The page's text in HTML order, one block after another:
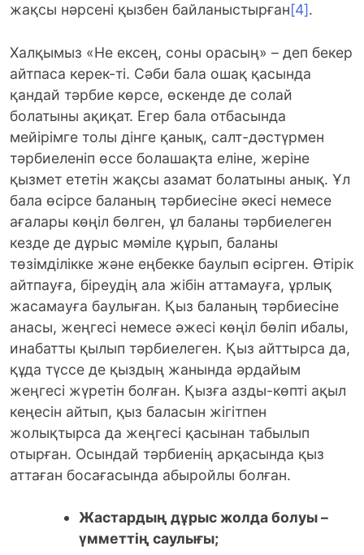
жақсы нәрсені қызбен байланыстырған[4].
Халқымыз «Не ексең, соны орасың» – деп бекер
айтпаса керек-ті. Сәби бала ошақ қасында
қандай тәрбие көрсе, өскенде де солай
болатыны ақиқат. Егер бала отбасында
мейірімге толы дінге қанық, салт-дәстүрмен
тәрбиеленіп өссе болашақта еліне, жеріне
қызмет ететін жақсы азамат болатыны анық. Ұл
бала өсірсе баланың тәрбиесіне әкесі немесе
ағалары көңіл бөлген, ұл баланы тәрбиелеген
кезде де дұрыс мәміле құрып, баланы
төзімділікке және еңбекке баулып өсірген. Өтірік
айтпауға, біреудің ала жібін аттамауға, ұрлық
жасамауға баулыған. Қыз баланың тәрбиесіне
анасы, жеңгесі немесе әжесі көңіл бөліп ибалы,
инабатты қылып тәрбиелеген. Қыз айттырса да,
құда түссе де қыздың жанында әрдайым
жеңгесі жүретін болған. Қызға азды-көпті ақыл
кеңесін айтып, қыз баласын жігітпен
жолықтырса да жеңгесі қасынан табылып
отырған. Осындай тәрбиенің арқасында қыз
аттаған босағасында абыройлы болған.
Жастардың дұрыс жолда болуы –
үмметтің саулығы;